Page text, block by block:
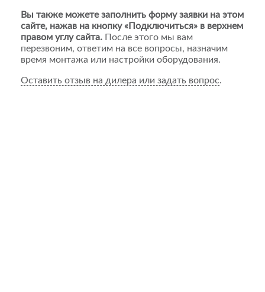
Вы также можете заполнить форму заявки на этом
сайте, нажав на кнопку «Подключиться» в верхнем
правом углу сайта. После этого мы вам
перезвоним, ответим на все вопросы, назначим
время монтажа или настройки оборудования.
Оставить отзыв на дилера или задать вопрос.